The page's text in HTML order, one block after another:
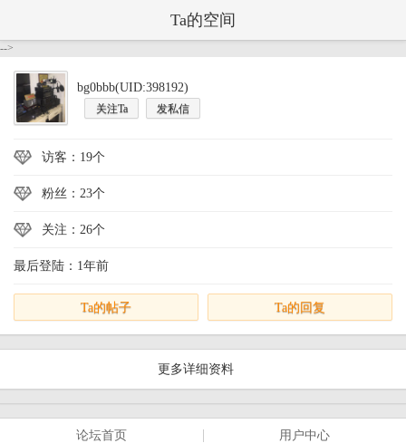
Ta的空间
-->
bg0bbb(UID:398192)
关注Ta 发私信
访客：19个
粉丝：23个
关注：26个
最后登陆：1年前
Ta的帖子 Ta的回复
更多详细资料
论坛首页 用户中心